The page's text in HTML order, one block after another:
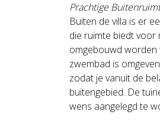
Prachtige
Buiten de villa is er
die ruimte biedt voor
omgebouwd
zwembad is
zodat je vanuit de
buitengebied. De
wens aangelegd te